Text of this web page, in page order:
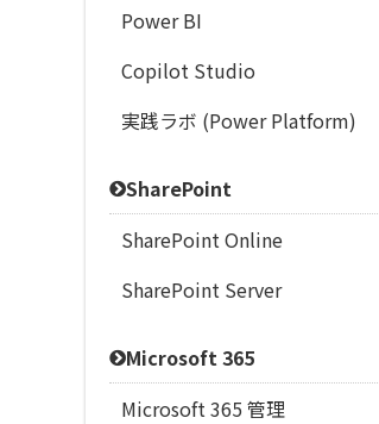
Power BI
Copilot Studio
実践ラボ (Power Platform)
SharePoint
SharePoint Online
SharePoint Server
Microsoft 365
Microsoft 365 管理